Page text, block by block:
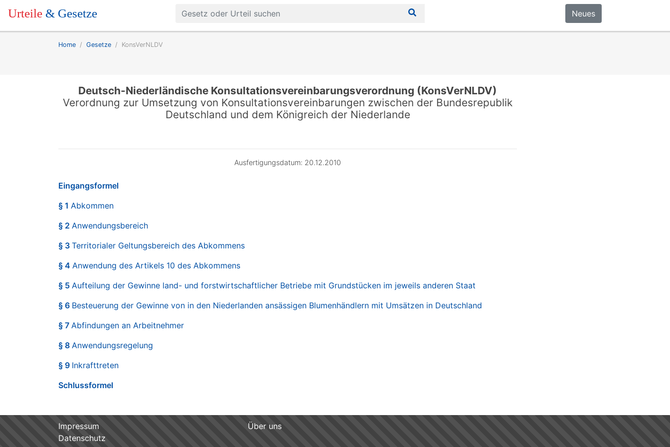
Urteile & Gesetze Neues
Home Gesetze KonsVerNLDV
Deutsch-Niederländische Konsultationsvereinbarungsverordnung (KonsVerNLDV)
Verordnung zur Umsetzung von Konsultationsvereinbarungen zwischen der Bundesrepublik
Deutschland und dem Königreich der Niederlande
Ausfertigungsdatum: 20.12.2010
Eingangsformel
§ 1 Abkommen
§ 2 Anwendungsbereich
§ 3 Territorialer Geltungsbereich des Abkommens
§ 4 Anwendung des Artikels 10 des Abkommens
§ 5 Aufteilung der Gewinne land- und forstwirtschaftlicher Betriebe mit Grundstücken im jeweils anderen Staat
§ 6 Besteuerung der Gewinne von in den Niederlanden ansässigen Blumenhändlern mit Umsätzen in Deutschland
§ 7 Abfindungen an Arbeitnehmer
§ 8 Anwendungsregelung
§ 9 Inkrafttreten
Schlussformel
Impressum
Über uns
Datenschutz